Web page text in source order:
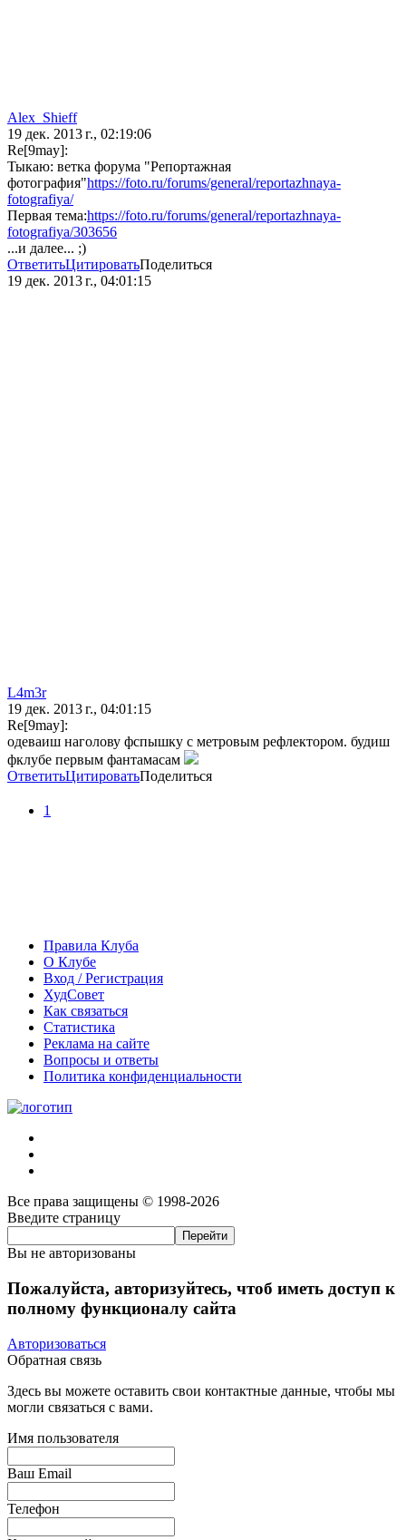
Alex_Shieff
19 дек. 2013 г., 02:19:06
Re[9may]:
Тыкаю: ветка форума "Репортажная
фотография"https://foto.ru/forums/general/reportazhnaya-
fotografiya/
Первая тема:https://foto.ru/forums/general/reportazhnaya-
fotografiya/303656
...и далее... ;)
ОтветитьЦитироватьПоделиться
19 дек. 2013 г., 04:01:15
L4m3r
19 дек. 2013 г., 04:01:15
Re[9may]:
одеваиш наголову фспышку с метровым рефлектором. будиш
фклубе первым фантамасам
ОтветитьЦитироватьПоделиться
1
Правила Клуба
О Клубе
Вход / Регистрация
ХудСовет
Как связаться
Статистика
Реклама на сайте
Вопросы и ответы
Политика конфиденциальности
Все права защищены © 1998-2026
Введите страницу
Вы не авторизованы
Пожалуйста, авторизуйтесь, чтоб иметь доступ к
полному функционалу сайта
Авторизоваться
Обратная связь
Здесь вы можете оставить свои контактные данные, чтобы мы
могли связаться с вами.
Имя пользователя
Ваш Email
Телефон